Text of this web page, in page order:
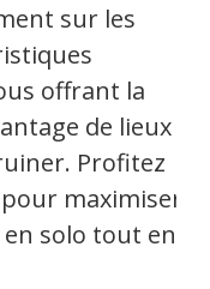
sur les
offrant la
de lieux
Profitez
maximiser
solo tout en